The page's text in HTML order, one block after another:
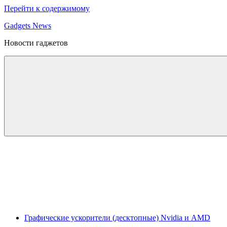
Перейти к содержимому
Gadgets News
Новости гаджетов
Графические ускорители (десктопные) Nvidia и AMD